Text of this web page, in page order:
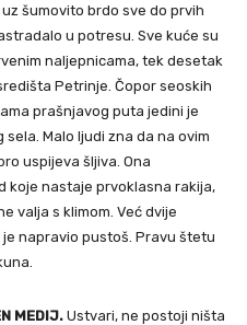
šumovito brdo sve do prvih
u potresu. Sve kuće su
naljepnicama, tek desetak
Petrinje. Čopor seoskih
prašnjavog puta jedini je
Malo ljudi zna da na ovim
uspijeva šljiva. Ona
koje nastaje prvoklasna rakija,
valja s klimom. Već dvije
napravio pustoš. Pravu štetu
MEDIJ. Ustvari, ne postoji ništa